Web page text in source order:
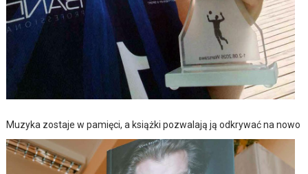
Muzyka zostaje w pamięci, a książki pozwalają ją odkrywać na nowo